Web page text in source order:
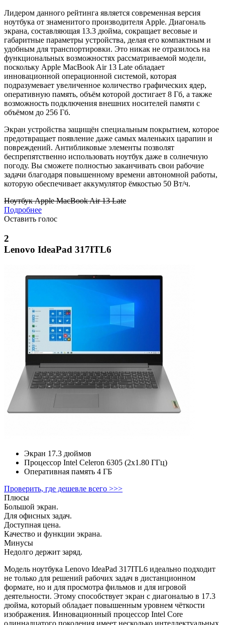
Лидером данного рейтинга является современная версия
ноутбука от знаменитого производителя Apple. Диагональ
экрана, составляющая 13.3 дюйма, сокращает весовые и
габаритные параметры устройства, делая его компактным и
удобным для транспортировки. Это никак не отразилось на
функциональных возможностях рассматриваемой модели,
поскольку Apple MacBook Air 13 Late обладает
инновационной операционной системой, которая
подразумевает увеличенное количество графических ядер,
оперативную память, объём которой достигает 8 Гб, а также
возможность подключения внешних носителей памяти с
объёмом до 256 Гб.
Экран устройства защищён специальным покрытием, которое
предотвращает появление даже самых маленьких царапин и
повреждений. Антибликовые элементы позволят
беспрепятственно использовать ноутбук даже в солнечную
погоду. Вы сможете полностью заканчивать свои рабочие
задачи благодаря повышенному времени автономной работы,
которую обеспечивает аккумулятор ёмкостью 50 Вт/ч.
Ноутбук Apple MacBook Air 13 Late
Подробнее
Оставить голос
2
Lenovo IdeaPad 317ITL6
Экран 17.3 дюймов
Процессор Intel Celeron 6305 (2x1.80 ГГц)
Оперативная память 4 ГБ
Проверить, где дешевле всего >>>
Плюсы
Большой экран.
Для офисных задач.
Доступная цена.
Качество и функции экрана.
Минусы
Недолго держит заряд.
Модель ноутбука Lenovo IdeaPad 317ITL6 идеально подходит
не только для решений рабочих задач в дистанционном
формате, но и для просмотра фильмов и для игровой
деятельности. Этому способствует экран с диагональю в 17.3
дюйма, который обладает повышенным уровнем чёткости
изображения. Инновационный процессор Intel Core
одиннадцатого поколения имеет несколько интеллектуальных